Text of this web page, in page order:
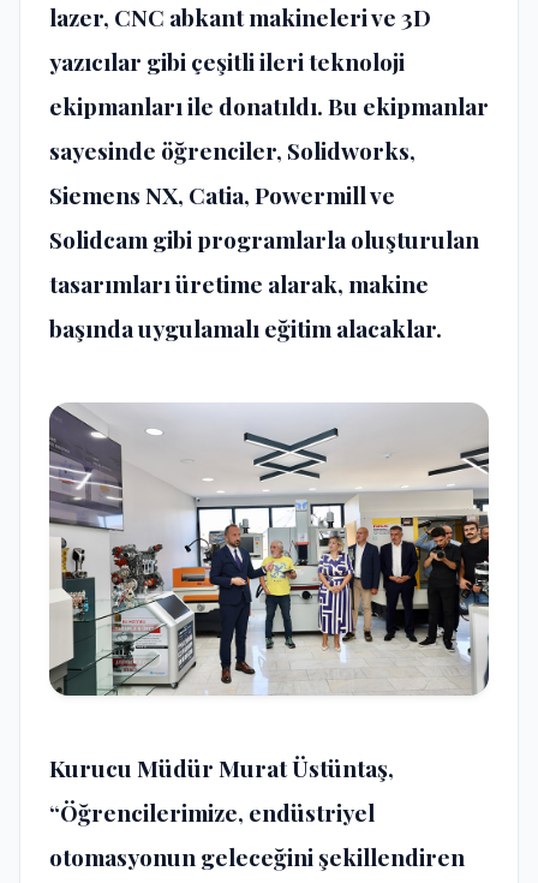
lazer, CNC abkant makineleri ve 3D
yazıcılar gibi çeşitli ileri teknoloji
ekipmanları ile donatıldı. Bu ekipmanlar
sayesinde öğrenciler, Solidworks,
Siemens NX, Catia, Powermill ve
Solidcam gibi programlarla oluşturulan
tasarımları üretime alarak, makine
başında uygulamalı eğitim alacaklar.
Kurucu Müdür Murat Üstüntaş,
“Öğrencilerimize, endüstriyel
otomasyonun geleceğini şekillendiren